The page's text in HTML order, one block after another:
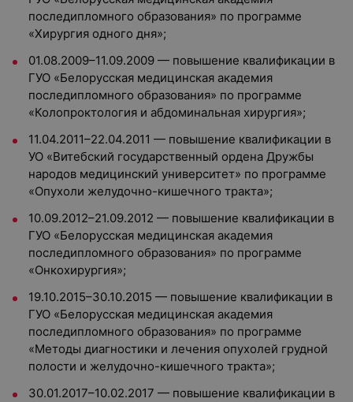
последипломного образования» по программе
«Хирургия одного дня»;
01.08.2009–11.09.2009 — повышение квалификации в
ГУО «Белорусская медицинская академия
последипломного образования» по программе
«Колопроктология и абдоминальная хирургия»;
11.04.2011–22.04.2011 — повышение квалификации в
УО «Витебский государственный ордена Дружбы
народов медицинский университет» по программе
«Опухоли желудочно-кишечного тракта»;
10.09.2012–21.09.2012 — повышение квалификации в
ГУО «Белорусская медицинская академия
последипломного образования» по программе
«Онкохирургия»;
19.10.2015–30.10.2015 — повышение квалификации в
ГУО «Белорусская медицинская академия
последипломного образования» по программе
«Методы диагностики и лечения опухолей грудной
полости и желудочно-кишечного тракта»;
30.01.2017–10.02.2017 — повышение квалификации в